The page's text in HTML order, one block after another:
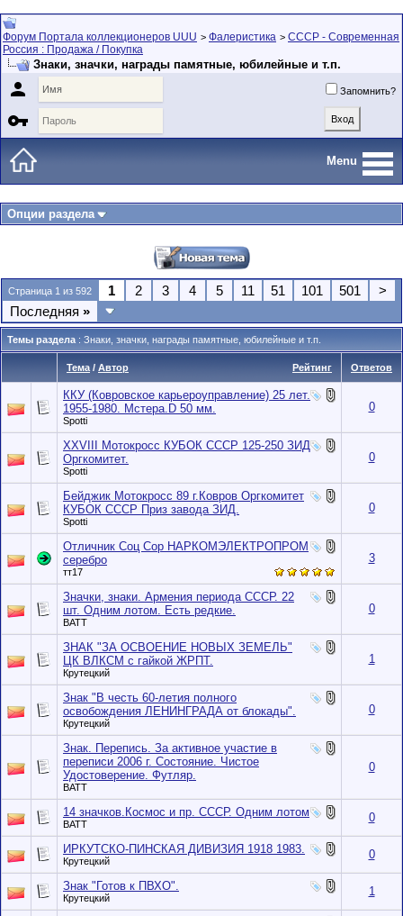
Форум Портала коллекционеров UUU > Фалеристика > СССР - Современная
Россия : Продажа / Покупка
Знаки, значки, награды памятные, юбилейные и т.п.
 Запомнить?

Menu
Опции раздела
Страница 1 из 592 1 2 3 4 5 11 51 101 501
>
Последняя »
Темы раздела : Знаки, значки, награды памятные, юбилейные и т.п.
Рейтинг
Тема / Автор Ответов
ККУ (Ковровское карьероуправление) 25 лет.
1955-1980. Мстера.D 50 мм.
Spotti
0
XXVIII Мотокросс КУБОК CCCР 125-250 ЗИД
Оргкомитет.
Spotti
0
Бейджик Мотокросс 89 г.Ковров Оргкомитет
КУБОК СССР Приз завода ЗИД.
Spotti
0
Отличник Соц Сор НАРКОМЭЛЕКТРОПРОМ
серебро
тт17
3
Значки, знаки. Армения периода СССР. 22
шт. Одним лотом. Есть редкие.
BATT
0
ЗНАК "ЗА ОСВОЕНИЕ НОВЫХ ЗЕМЕЛЬ"
ЦК ВЛКСМ с гайкой ЖРПТ.
Крутецкий
1
Знак "В честь 60-летия полного
освобождения ЛЕНИНГРАДА от блокады".
Крутецкий
0
Знак. Перепись. За активное участие в
переписи 2006 г. Состояние. Чистое
Удостоверение. Футляр.
BATT
0
14 значков.Космос и пр. СССР. Одним лотом
BATT 0
ИРКУТСКО-ПИНСКАЯ ДИВИЗИЯ 1918 1983.
Крутецкий 0
Знак "Готов к ПВХО".
Крутецкий 1